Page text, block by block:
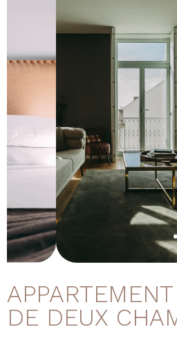
DE DEUX